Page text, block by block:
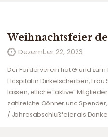
Weihnachtsfeier
Dezember 22, 2023
Der Förderverein hat Grund
Hospital in Dinkelscherben,
lassen, etliche “aktive”
zahlreiche Gönner und
/ Jahresabschlußfeier als